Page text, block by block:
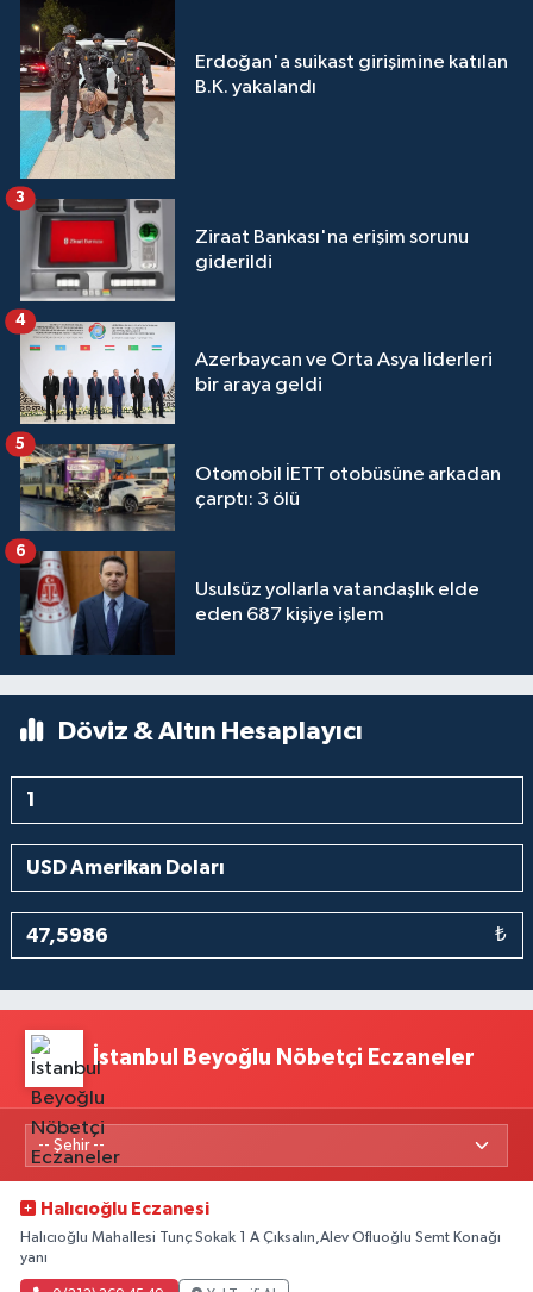
Erdoğan'a suikast girişimine katılan
B.K. yakalandı
Ziraat Bankası'na erişim sorunu
giderildi
3
Azerbaycan ve Orta Asya liderleri
bir araya geldi
4
Otomobil İETT otobüsüne arkadan
çarptı: 3 ölü
5
Usulsüz yollarla vatandaşlık elde
eden 687 kişiye işlem
6
Döviz & Altın Hesaplayıcı
₺
İstanbul Beyoğlu Nöbetçi Eczaneler
Halıcıoğlu Eczanesi
Halıcıoğlu Mahallesi Tunç Sokak 1 A Çıksalın,Alev Ofluoğlu Semt Konağı
yanı